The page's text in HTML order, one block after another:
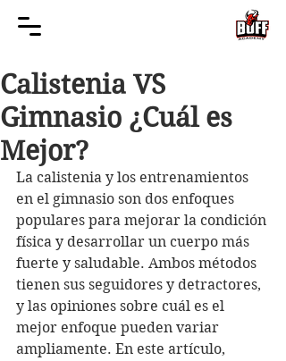
Calistenia VS
Gimnasio ¿Cuál es
Mejor?
La calistenia y los entrenamientos
en el gimnasio son dos enfoques
populares para mejorar la condición
física y desarrollar un cuerpo más
fuerte y saludable. Ambos métodos
tienen sus seguidores y detractores,
y las opiniones sobre cuál es el
mejor enfoque pueden variar
ampliamente. En este artículo,